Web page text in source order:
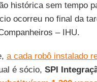
histórica sem tempo
ocorreu no final da
– IHU.
a cada robô instalado
é sócio, SPI